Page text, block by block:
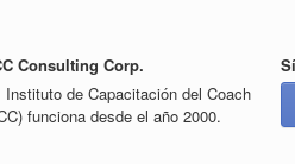
Consulting Corp.
Instituto de Capacitación del Coach
funciona desde el año 2000.